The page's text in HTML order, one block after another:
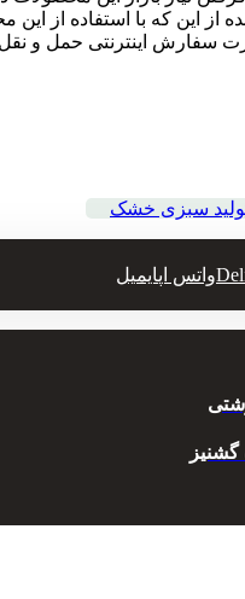
شده از این که با استفاده
سفارش اینترنتی حمل و
سبزی خشک
واتس اپایمیل